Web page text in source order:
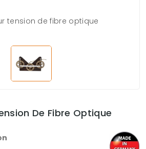
tension de fibre optique
De Fibre Optique